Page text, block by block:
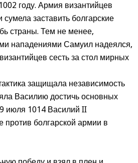
году. Армия византийцев
заставить болгарские
страны. Тем не менее,
нападениями Самуил надеялся,
сесть за стол мирных
защищала независимость
Василию достичь основных
июля 1014 Василий II
против болгарской армии в